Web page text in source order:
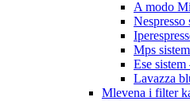
A modo
Nespresso
Mps sistem
Ese
Lavazza
Mlevena i filter